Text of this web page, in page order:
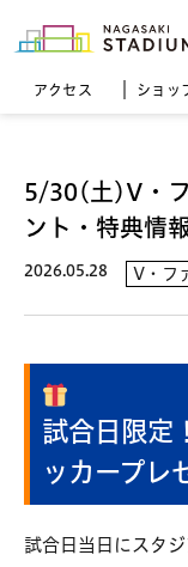
アクセス ショッ
5/30(土)V・フ
ント・特典情
2026.05.28 V・フ
試合日限定
ッカープレ
試合日当日にスタ